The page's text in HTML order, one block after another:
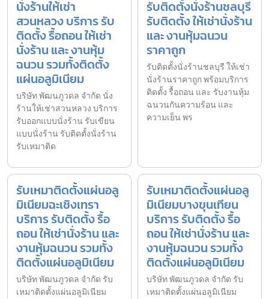
นั่งร้านให้เช่า
สวนหลวง บริการ รับ
ติดตั้ง รื้อถอน ให้เช่า
นั่งร้าน และ งานหุ้ม
ฉนวน รวมทั้งติดตั้ง
แผ่นอลูมิเนียม
บริษัท พัฒนภูวดล จำกัด นั่ง
ร้านให้เช่าสวนหลวง บริการ
รับออกแบบนั่งร้าน รับเขียน
แบบนั่งร้าน รับติดตั้งนั่งร้าน
รับเหมาติด
รับติดตั้งนั่งร้านชลบุรี
รับติดตั้ง ให้เช่านั่งร้าน
และ งานหุ้มฉนวน
ราคาถูก
รับติดตั้งนั่งร้านชลบุรี ให้เช่า
นั่งร้านราคาถูก พร้อมบริการ
ติดตั้ง รื้อถอน และ รับงานหุ้ม
ฉนวนกันความร้อน และ
ความเย็น พร
รับเหมาติดตั้งแผ่นอลู
มิเนียมฉะเชิงเทรา
บริการ รับติดตั้ง รื้อ
ถอน ให้เช่านั่งร้าน และ
งานหุ้มฉนวน รวมทั้ง
ติดตั้งแผ่นอลูมิเนียม
บริษัท พัฒนภูวดล จำกัด รับ
เหมาติดตั้งแผ่นอลูมิเนียม
รับเหมาติดตั้งแผ่นอลู
มิเนียมบางขุนเทียน
บริการ รับติดตั้ง รื้อ
ถอน ให้เช่านั่งร้าน และ
งานหุ้มฉนวน รวมทั้ง
ติดตั้งแผ่นอลูมิเนียม
บริษัท พัฒนภูวดล จำกัด รับ
เหมาติดตั้งแผ่นอลูมิเนียม